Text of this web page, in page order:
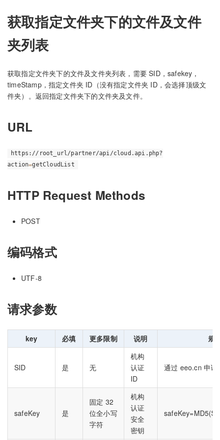
获取指定文件夹下的文件及文件
夹列表
获取指定文件夹下的文件及文件夹列表，需要 SID，safekey，
timeStamp，指定文件夹 ID（没有指定文件夹 ID，会选择顶级文
件夹）。返回指定文件夹下的文件夹及文件。
URL
https://root_url/partner/api/cloud.api.php?
action=getCloudList
HTTP Request Methods
POST
编码格式
UTF-8
请求参数
key 必填 更多限制 说明 规
SID 是 无
机构
认证
ID
通过 eeo.cn 申请
safeKey 是
固定 32
位全小写
字符
机构
认证
安全
密钥